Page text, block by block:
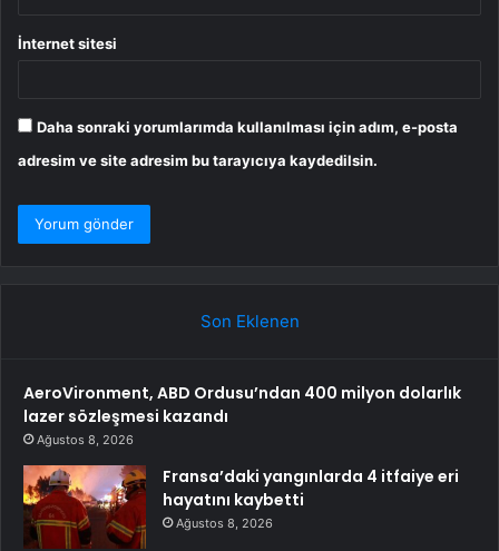
İnternet sitesi
Daha sonraki yorumlarımda kullanılması için adım, e-posta
adresim ve site adresim bu tarayıcıya kaydedilsin.
Son Eklenen
AeroVironment, ABD Ordusu’ndan 400 milyon dolarlık
lazer sözleşmesi kazandı
Ağustos 8, 2026
Fransa’daki yangınlarda 4 itfaiye eri
hayatını kaybetti
Ağustos 8, 2026